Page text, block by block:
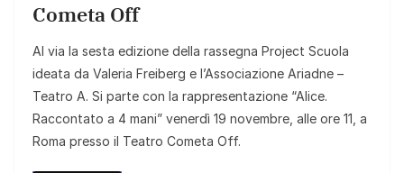
Cometa Off
Al via la sesta edizione della rassegna Project Scuola
ideata da Valeria Freiberg e l’Associazione Ariadne –
Teatro A. Si parte con la rappresentazione “Alice.
Raccontato a 4 mani” venerdì 19 novembre, alle ore 11, a
Roma presso il Teatro Cometa Off.